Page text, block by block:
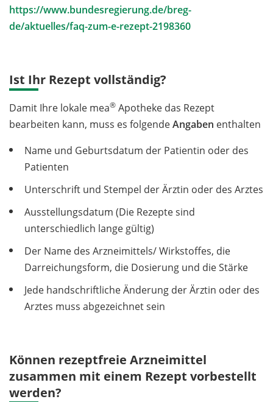
https://www.bundesregierung.de/breg-
de/aktuelles/faq-zum-e-rezept-2198360
Ist Ihr Rezept vollständig?
Damit Ihre lokale mea® Apotheke das Rezept
bearbeiten kann, muss es folgendeAngaben enthalten
Name und Geburtsdatum der Patientin oder des
Patienten
Unterschrift und Stempel der Ärztin oder des Arztes
Ausstellungsdatum (Die Rezepte sind
unterschiedlich lange gültig)
Der Name des Arzneimittels/ Wirkstoffes, die
Darreichungsform, die Dosierung und die Stärke
Jede handschriftliche Änderung der Ärztin oder des
Arztes muss abgezeichnet sein
Können rezeptfreie Arzneimittel
zusammen mit einem Rezept vorbestellt
werden?